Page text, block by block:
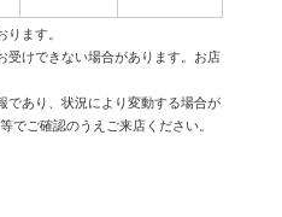
ます。
受けできない場合があります。お店
であり、状況により変動する場合が
でご確認のうえご来店ください。